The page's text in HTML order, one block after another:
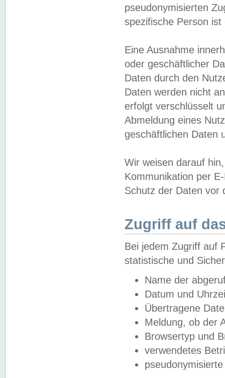
pseudonymisierten
spezifische Person
Eine Ausnahme
oder geschäftlicher
Daten durch den
Daten werden nicht
erfolgt verschlüsselt
Abmeldung eines
geschäftlichen Daten
Wir weisen darauf
Kommunikation per
Schutz der Daten vor
Zugriff auf
Bei jedem Zugriff auf
statistische und
Name der
Datum und
Übertragene
Meldung, ob der
Browsertyp und
verwendetes